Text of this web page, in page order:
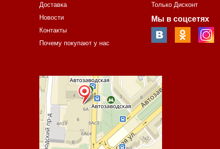
Доставка
Новости
Контакты
Почему покупают у нас
Только Дисконт
Мы в соцсетях